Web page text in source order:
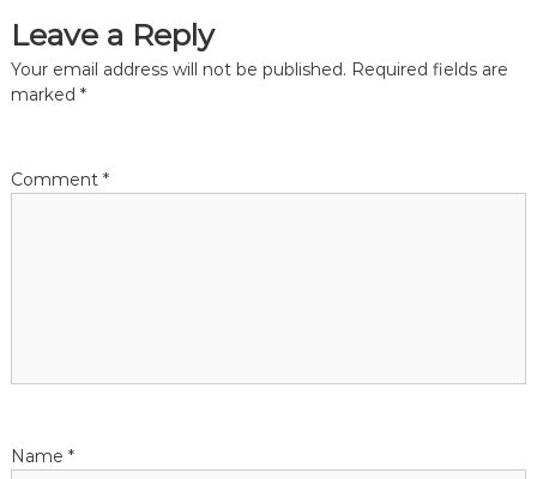
t
n
v
i
Leave a Reply
Your email address will not be published. Required fields are
marked *
Comment *
Name *